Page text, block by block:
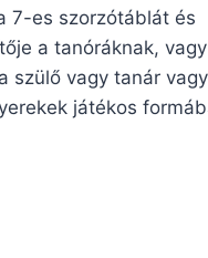
7-es szorzótáblát és
a tanóráknak,
szülő vagy tanár
játékos